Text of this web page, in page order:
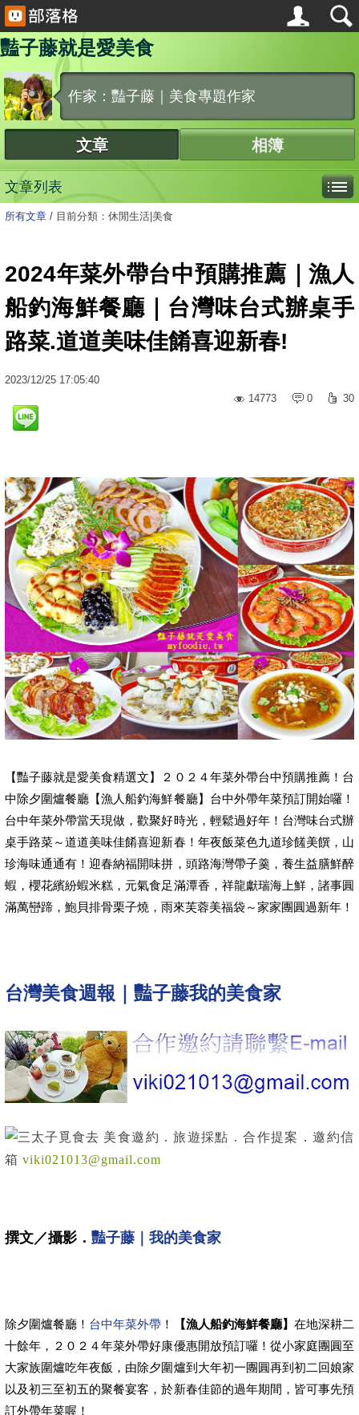
豔子藤就是愛美食
作家：豔子藤｜美食專題作家
文章 相簿
文章列表
所有文章 / 目前分類：休閒生活|美食
2024年菜外帶台中預購推薦｜漁人
船釣海鮮餐廳｜台灣味台式辦桌手
路菜.道道美味佳餚喜迎新春!
2023/12/25 17:05:40
14773
0 30
【豔子藤就是愛美食精選文】２０２４年菜外帶台中預購推薦！台
中除夕圍爐餐廳【漁人船釣海鮮餐廳】台中外帶年菜預訂開始囉！
台中年菜外帶當天現做，歡聚好時光，輕鬆過好年！台灣味台式辦
桌手路菜～道道美味佳餚喜迎新春！年夜飯菜色九道珍饈美饌，山
珍海味通通有！迎春納福開味拼，頭路海灣帶子羹，養生益膳鮮醉
蝦，櫻花繽紛蝦米糕，元氣食足滿潭香，祥龍獻瑞海上鮮，諸事圓
滿萬巒蹄，鮑貝排骨栗子燒，雨來芙蓉美福袋～家家團圓過新年！
台灣美食週報｜豔子藤我的美食家
美食邀約．旅遊採點．合作提案．邀約信
箱 viki021013@gmail.com
撰文／攝影． 豔子藤｜我的美食家
除夕圍爐餐廳！ 台中年菜外帶 ！ 【漁人船釣海鮮餐廳】 在地深耕二
十餘年，２０２４年菜外帶好康優惠開放預訂囉！從小家庭團圓至
大家族圍爐吃年夜飯，由除夕圍爐到大年初一團圓再到初二回娘家
以及初三至初五的聚餐宴客，於新春佳節的過年期間，皆可事先預
訂外帶年菜喔！